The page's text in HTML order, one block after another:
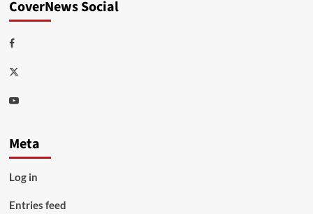
CoverNews Social
Facebook
Twitter
Youtube
Meta
Log in
Entries feed